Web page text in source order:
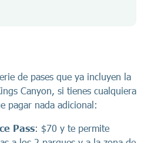
de pases que ya incluyen la
Canyon, si tienes cualquiera
pagar nada adicional:
Pass: $70 y te permite